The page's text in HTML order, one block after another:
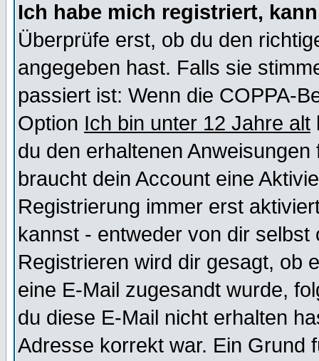
Ich habe mich registriert,
Überprüfe erst, ob du den
angegeben hast. Falls sie
passiert ist: Wenn die COPPA-
Option Ich bin unter 12 Jahre alt
du den erhaltenen
braucht dein Account eine
Registrierung immer erst
kannst - entweder von dir selbst
Registrieren wird dir gesagt, ob
eine E-Mail zugesandt wurde,
du diese E-Mail nicht erhalten
Adresse korrekt war. Ein Grund